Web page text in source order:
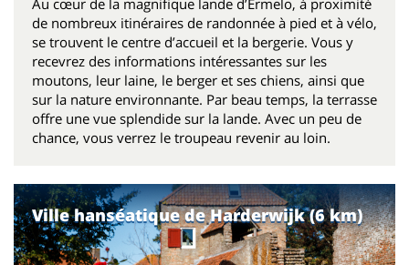
Au cœur de la magnifique lande d’Ermelo, à proximité
de nombreux itinéraires de randonnée à pied et à vélo,
se trouvent le centre d’accueil et la bergerie. Vous y
recevrez des informations intéressantes sur les
moutons, leur laine, le berger et ses chiens, ainsi que
sur la nature environnante. Par beau temps, la terrasse
offre une vue splendide sur la lande. Avec un peu de
chance, vous verrez le troupeau revenir au loin.
Ville hanséatique de Harderwijk (6 km)